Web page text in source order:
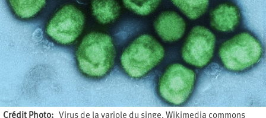
Crédit Photo Virus de la variole du singe. Wikimedia commons